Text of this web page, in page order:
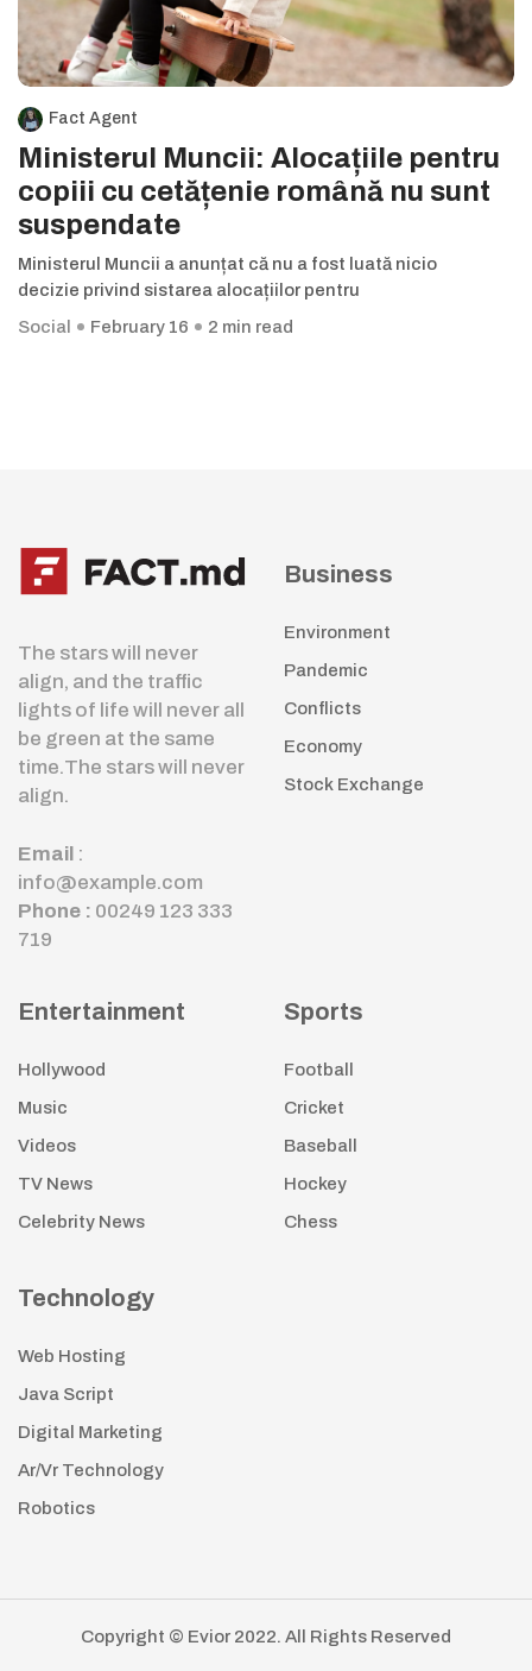
Fact Agent
Ministerul Muncii: Alocațiile pentru
copiii cu cetățenie română nu sunt
suspendate
Ministerul Muncii a anunțat că nu a fost luată nicio
decizie privind sistarea alocațiilor pentru
Social
February 16 2 min read
The stars will never
align, and the traffic
lights of life will never all
be green at the same
time.The stars will never
align.
Email :
info@example.com
Phone : 00249 123 333
719
Business
Environment
Pandemic
Conflicts
Economy
Stock Exchange
Entertainment
Hollywood
Music
Videos
TV News
Celebrity News
Sports
Football
Cricket
Baseball
Hockey
Chess
Technology
Web Hosting
Java Script
Digital Marketing
Ar/Vr Technology
Robotics
Copyright © Evior 2022. All Rights Reserved